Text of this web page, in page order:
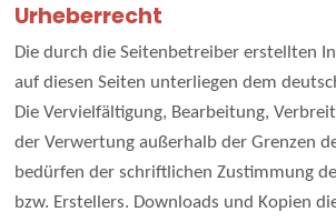
Urheberrecht
Die durch die Seitenbetreiber erstellten
auf diesen Seiten unterliegen dem
Die Vervielfältigung, Bearbeitung,
der Verwertung außerhalb der Grenzen
bedürfen der schriftlichen Zustimmung
bzw. Erstellers. Downloads und Kopien